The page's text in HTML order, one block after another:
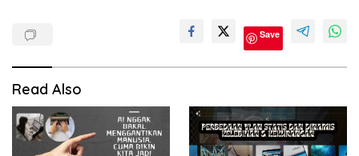
YouTuber
Save
Read Also